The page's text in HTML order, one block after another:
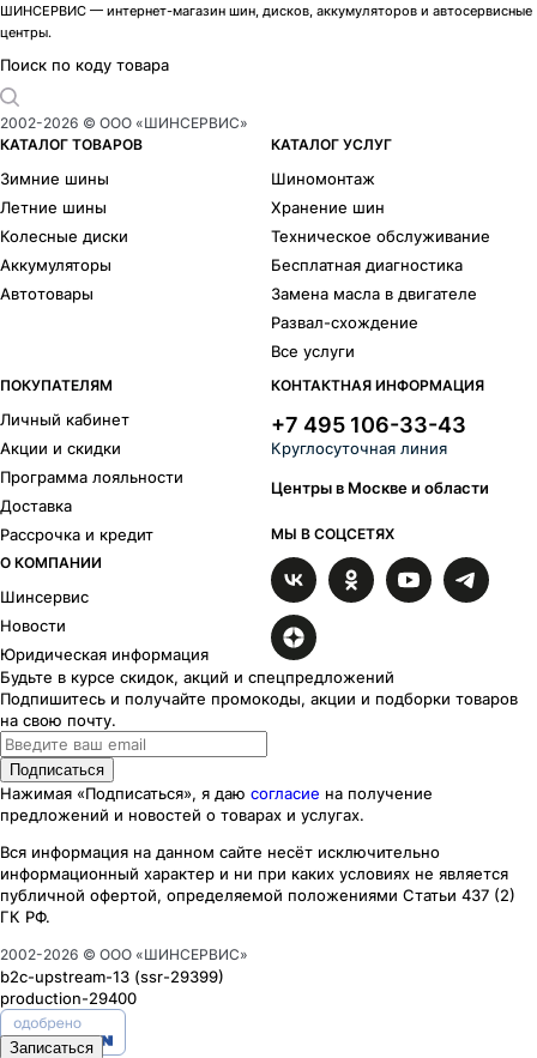
Записаться
ШИНСЕРВИС — интернет-магазин шин, дисков, аккумуляторов и автосервисные
центры.
Поиск по коду товара
2002-2026 © ООО «ШИНСЕРВИС»
КАТАЛОГ ТОВАРОВ
Зимние шины
Летние шины
Колесные диски
Аккумуляторы
Автотовары
КАТАЛОГ УСЛУГ
Шиномонтаж
Хранение шин
Техническое обслуживание
Бесплатная диагностика
Замена масла в двигателе
Развал-схождение
Все услуги
ПОКУПАТЕЛЯМ
Личный кабинет
Акции и скидки
Программа лояльности
Доставка
Рассрочка и кредит
О КОМПАНИИ
Шинсервис
Новости
Юридическая информация
КОНТАКТНАЯ ИНФОРМАЦИЯ
+7 495 106-33-43
Круглосуточная линия
Центры в Москве и области
МЫ В СОЦСЕТЯХ
Будьте в курсе скидок, акций и спецпредложений
Подпишитесь и получайте промокоды, акции и подборки товаров
на свою почту.
Подписаться
Нажимая «Подписаться», я даю согласие на получение
предложений и новостей о товарах и услугах.
Вся информация на данном сайте несёт исключительно
информационный характер и ни при каких условиях не является
публичной офертой, определяемой положениями Статьи 437 (2)
ГК РФ.
2002-2026 © ООО «ШИНСЕРВИС»
b2c-upstream-13 (ssr-29399)
production-29400